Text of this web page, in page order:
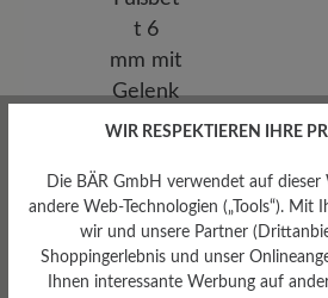
Herausnehmbares
Fußbett
WIR RESPEKTIEREN IHRE
Die BÄR GmbH verwendet auf dieser
andere Web-Technologien („Tools“). Mit
wir und unsere Partner
Shoppingerlebnis und unser
Ihnen interessante Werbung auf